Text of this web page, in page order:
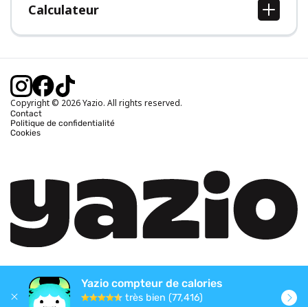
Calculateur
Calcul IMC
Calcul poids idéal
Calcul calories brûlées
Copyright © 2026 Yazio. All rights reserved.
Contact
Politique de confidentialité
Cookies
Yazio compteur de calories
très bien (77,416)